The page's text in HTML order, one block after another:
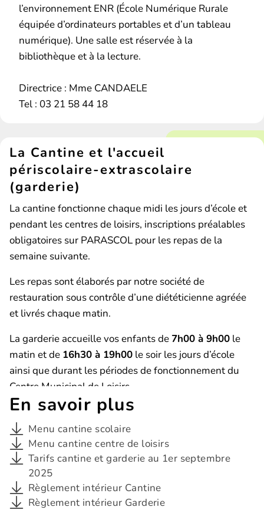
l’environnement ENR (École Numérique Rurale
équipée d’ordinateurs portables et d’un tableau
numérique). Une salle est réservée à la
bibliothèque et à la lecture.
Directrice : Mme CANDAELE
Tel : 03 21 58 44 18
La Cantine et l'accueil
périscolaire-extrascolaire
(garderie)
La cantine fonctionne chaque midi les jours d’école et
pendant les centres de loisirs, inscriptions préalables
obligatoires sur PARASCOL pour les repas de la
semaine suivante.
Les repas sont élaborés par notre société de
restauration sous contrôle d’une diététicienne agréée
et livrés chaque matin.
La garderie accueille vos enfants de 7h00 à 9h00 le
matin et de 16h30 à 19h00 le soir les jours d’école
ainsi que durant les périodes de fonctionnement du
Centre Municipal de Loisirs.
En savoir plus
Menu cantine scolaire
Menu cantine centre de loisirs
Tarifs cantine et garderie au 1er septembre
2025
Règlement intérieur Cantine
Règlement intérieur Garderie